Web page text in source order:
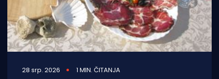
28 srp. 2026 1 MIN. ČITANJA